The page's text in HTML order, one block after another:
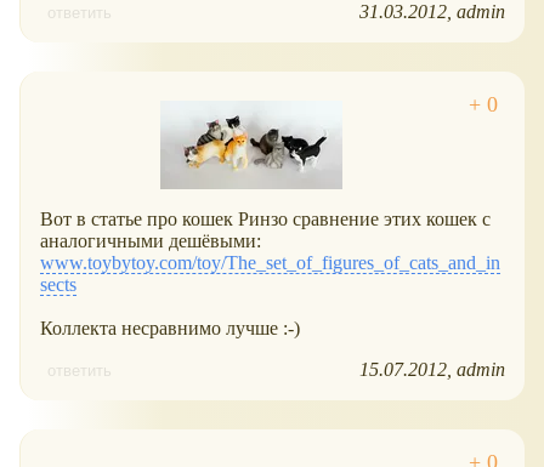
ответить 31.03.2012 admin
Вот в статье про кошек Ринзо сравнение этих кошек с
аналогичными дешёвыми:
www.toybytoy.com/toy/The_set_of_figures_of_cats_and_in
sects
Коллекта несравнимо лучше :-)
ответить 15.07.2012 admin